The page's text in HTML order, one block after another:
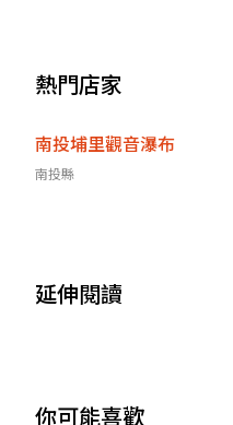
熱門店家
南投埔里觀音瀑布
南投縣
延伸閱讀
你可能喜歡